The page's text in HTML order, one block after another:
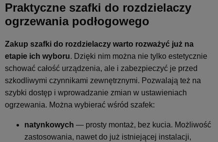
Praktyczne szafki do rozdzielaczy
ogrzewania podłogowego
Zakup szafki do rozdzielaczy warto rozważyć już na
etapie ich wyboru. Dzięki nim można nie tylko estetycznie
schować całość urządzenia, ale i zabezpieczyć je przed
szkodliwymi czynnikami zewnętrznymi. Pozwalają też na
szybki dostęp i wprowadzanie zmian w ustawieniach
ogrzewania. Można wybierać wśród szafek:
natynkowych — prosty montaż, bez kucia. Możliwość
zastosowania, nawet do już istniejącej instalacji,